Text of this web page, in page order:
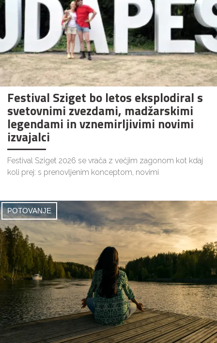
Festival Sziget bo letos eksplodiral s
svetovnimi zvezdami, madžarskimi
legendami in vznemirljivimi novimi
izvajalci
Festival Sziget 2026 se vrača z večjim zagonom kot kdaj
koli prej: s prenovljenim konceptom, novimi
POTOVANJE